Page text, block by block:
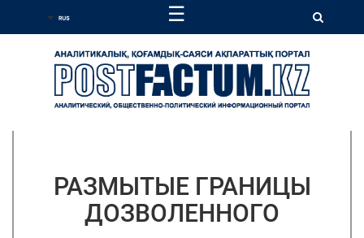
☰
РАЗМЫТЫЕ ГРАНИЦЫ
ДОЗВОЛЕННОГО